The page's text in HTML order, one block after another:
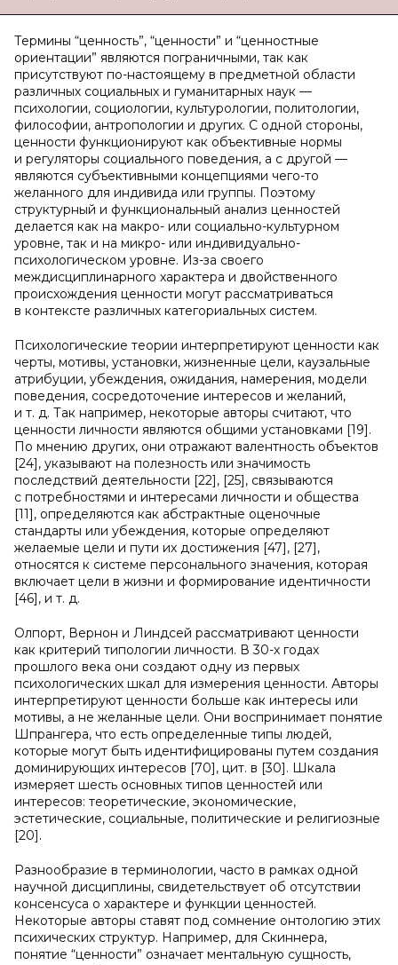
Термины “ценность”, “ценности” и “ценностные
ориентации” являются пограничными, так как
присутствуют по-настоящему в предметной области
различных социальных и гуманитарных наук —
психологии, социологии, культурологии, политологии,
философии, антропологии и других. С одной стороны,
ценности функционируют как объективные нормы
и регуляторы социального поведения, а с другой —
являются субъективными концепциями чего-то
желанного для индивида или группы. Поэтому
структурный и функциональный анализ ценностей
делается как на макро- или социально-культурном
уровне, так и на микро- или индивидуально-
психологическом уровне. Из-за своего
междисциплинарного характера и двойственного
происхождения ценности могут рассматриваться
в контексте различных категориальных систем.
Психологические теории интерпретируют ценности как
черты, мотивы, установки, жизненные цели, каузальные
атрибуции, убеждения, ожидания, намерения, модели
поведения, сосредоточение интересов и желаний,
и т. д. Так например, некоторые авторы считают, что
ценности личности являются общими установками [19].
По мнению других, они отражают валентность объектов
[24], указывают на полезность или значимость
последствий деятельности [22], [25], связываются
с потребностями и интересами личности и общества
[11], определяются как абстрактные оценочные
стандарты или убеждения, которые определяют
желаемые цели и пути их достижения [47], [27],
относятся к системе персонального значения, которая
включает цели в жизни и формирование идентичности
[46], и т. д.
Олпорт, Вернон и Линдсей рассматривают ценности
как критерий типологии личности. В 30-х годах
прошлого века они создают одну из первых
психологических шкал для измерения ценности. Авторы
интерпретируют ценности больше как интересы или
мотивы, а не желанные цели. Они воспринимает понятие
Шпрангера, что есть определенные типы людей,
которые могут быть идентифицированы путем создания
доминирующих интересов [70], цит. в [30]. Шкала
измеряет шесть основных типов ценностей или
интересов: теоретические, экономические,
эстетические, социальные, политические и религиозные
[20].
Разнообразие в терминологии, часто в рамках одной
научной дисциплины, свидетельствует об отсутствии
консенсуса о характере и функции ценностей.
Некоторые авторы ставят под сомнение онтологию этих
психических структур. Например, для Скиннера,
понятие “ценности” означает ментальную сущность,